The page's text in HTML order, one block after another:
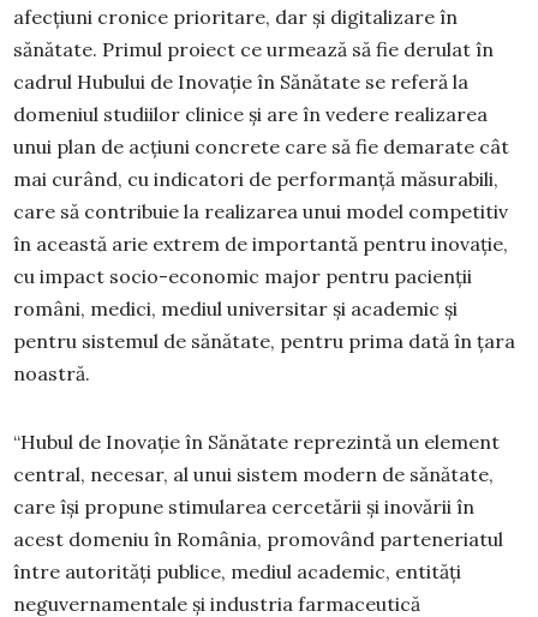
afecțiuni cronice prioritare, dar și digitalizare în
sănătate. Primul proiect ce urmează să fie derulat în
cadrul Hubului de Inovație în Sănătate se referă la
domeniul studiilor clinice și are în vedere realizarea
unui plan de acțiuni concrete care să fie demarate cât
mai curând, cu indicatori de performanță măsurabili,
care să contribuie la realizarea unui model competitiv
în această arie extrem de importantă pentru inovație,
cu impact socio-economic major pentru pacienții
români, medici, mediul universitar și academic și
pentru sistemul de sănătate, pentru prima dată în țara
noastră.
“Hubul de Inovație în Sănătate reprezintă un element
central, necesar, al unui sistem modern de sănătate,
care își propune stimularea cercetării și inovării în
acest domeniu în România, promovând parteneriatul
între autorități publice, mediul academic, entități
neguvernamentale și industria farmaceutică